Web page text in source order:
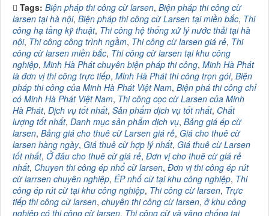
Tags: Biện pháp thi công cừ larsen, Biện pháp thi công cừ
larsen tại hà nội, Biện pháp thi công cừ Larsen tại miền bắc, Thi
công hạ tầng kỹ thuật, Thi công hệ thống xử lý nước thải tại hà
nội, Thi công công trình ngầm, Thi công cừ larsen giá rẻ, Thi
công cừ larsen miền bắc, Thi công cừ larsen tại khu công
nghiệp, Minh Hà Phát chuyên biện pháp thi công, Minh Hà Phát
là đơn vị thi công trực tiếp, Minh Hà Phát thi công trọn gói, Biện
pháp thi công của Minh Hà Phát Việt Nam, Biện phá thi công chỉ
có Minh Hà Phát Việt Nam, Thi công cọc cừ Larsen của Minh
Hà Phát, Dịch vụ tốt nhất, Sản phẩm dịch vụ tốt nhất, Chất
lượng tốt nhất, Danh mục sản phẩm dịch vụ, Bảng giá ép cừ
larsen, Bảng giá cho thuê cừ Larsen giá rẻ, Giá cho thuê cừ
larsen hàng ngày, Giá thuê cừ hợp lý nhất, Giá thuê cừ Larsen
tốt nhất, Ở đâu cho thuê cừ giá rẻ, Đơn vị cho thuê cừ giá rẻ
nhất, Chuyen thi công ép nhổ cừ larsen, Đơn vị thi công ép rút
cừ larrsen chuyên nghiệp, ÉP nhổ cừ tại khu công nghiệp, Thi
công ép rút cừ tại khu công nghiệp, Thi công cừ larsen, Trực
tiếp thi công cừ larsen, chuyên thi công cừ larsen, ở khu công
nghiệp có thi công cừ larsen, Thi công cừ và văng chống tại